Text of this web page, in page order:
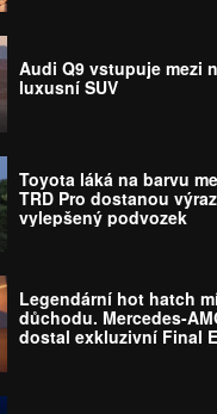
Audi Q9 vstupuje mezi
luxusní SUV
Toyota láká na barvu
TRD Pro dostanou
vylepšený podvozek
Legendární hot hatch
důchodu. Mercedes-
dostal exkluzivní Final